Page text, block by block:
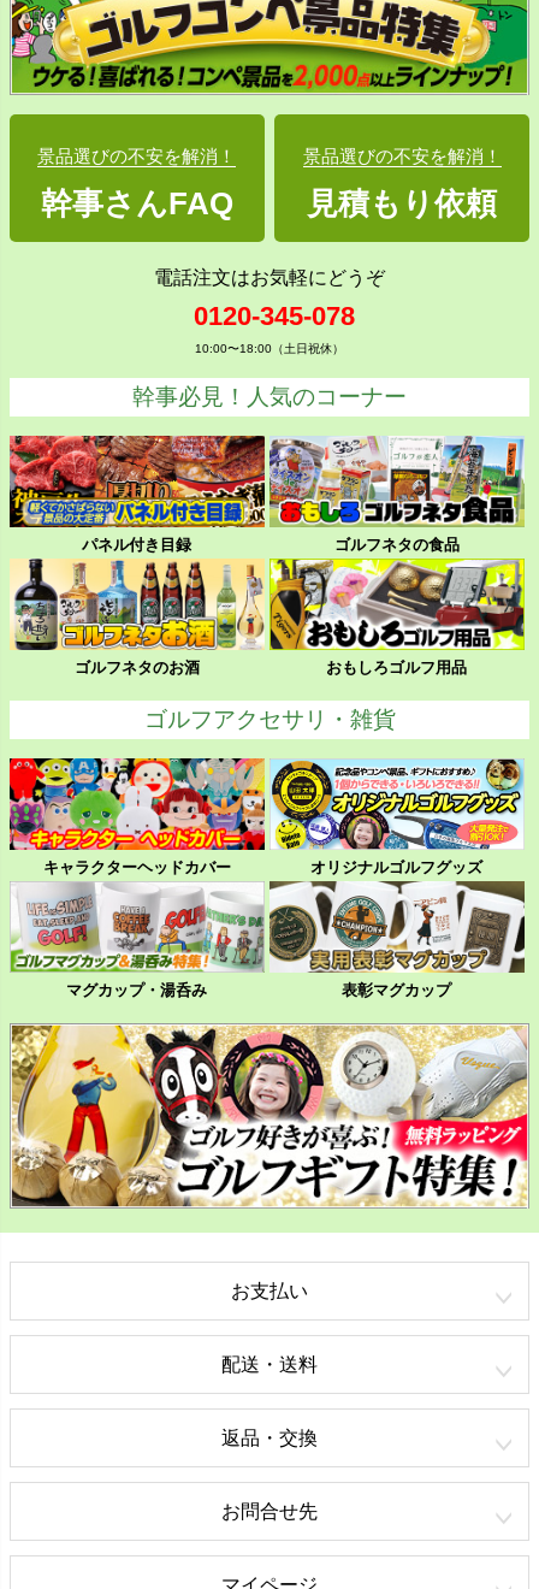
景品選びの不安を解消！
幹事さんFAQ
景品選びの不安を解消！
見積もり依頼
電話注文はお気軽にどうぞ
0120-345-078
10:00〜18:00（土日祝休）
幹事必見！人気のコーナー
パネル付き目録 ゴルフネタの食品
ゴルフネタのお酒 おもしろゴルフ用品
ゴルフアクセサリ・雑貨
キャラクターヘッドカバー オリジナルゴルフグッズ
マグカップ・湯呑み 表彰マグカップ
お支払い
配送・送料
返品・交換
お問合せ先